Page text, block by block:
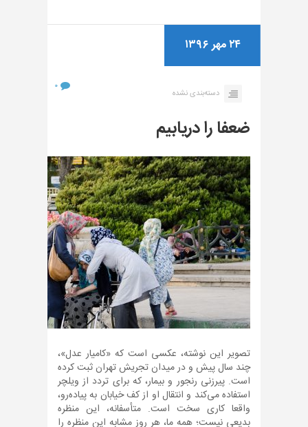
۲۴ مهر ۱۳۹۶
دسته‌بندی نشده
۰
ضعفا را دریابیم
تصویر این نوشته، عکسی است که «کامیار عدل»،
چند سال پیش و در میدان تجریش تهران ثبت کرده
است. پیرزنی رنجور و بیمار، که برای تردد از ویلچر
استفاده می‌کند و انتقال او از کف خیابان به پیاده‌رو،
واقعا کاری سخت است. متأسفانه، این منظره
بدیعی نیست؛ همه ما، هر روز مشابه این منظره را